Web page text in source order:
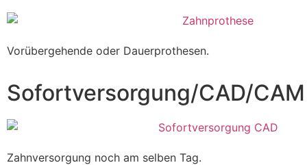
Vorübergehende oder Dauerprothesen.
Sofortversorgung/CAD/CAM
Zahnversorgung noch am selben Tag.